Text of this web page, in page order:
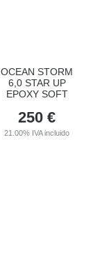
OCEAN STORM
6,0 STAR UP
EPOXY SOFT
250 €
21.00% IVA incluido